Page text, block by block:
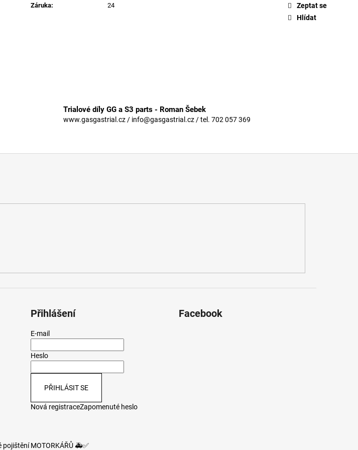
Záruka: 24
Zeptat se
Hlídat
Trialové díly GG a S3 parts - Roman Šebek
www.gasgastrial.cz / info@gasgastrial.cz / tel. 702 057 369
Přihlášení
E-mail
Heslo
PŘIHLÁSIT SE
Nová registraceZapomenuté heslo
Facebook
MOTORKÁŘŮ 🚑✅